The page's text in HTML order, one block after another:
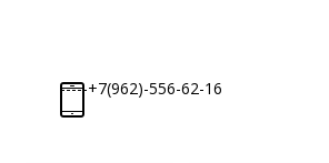
-----+7(962)-556-62-16